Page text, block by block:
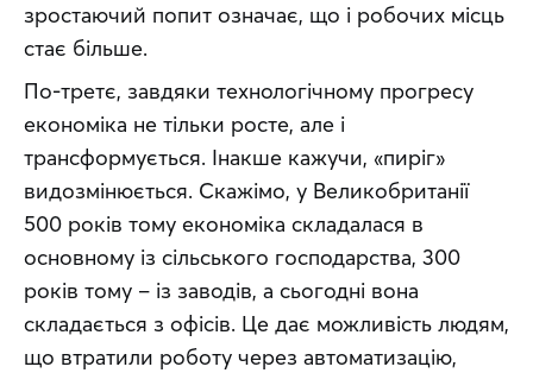
зростаючий попит означає, що і робочих місць
стає більше.
По-третє, завдяки технологічному прогресу
економіка не тільки росте, але і
трансформується. Інакше кажучи, «пиріг»
видозмінюється. Скажімо, у Великобританії
500 років тому економіка складалася в
основному із сільського господарства, 300
років тому – із заводів, а сьогодні вона
складається з офісів. Це дає можливість людям,
що втратили роботу через автоматизацію,